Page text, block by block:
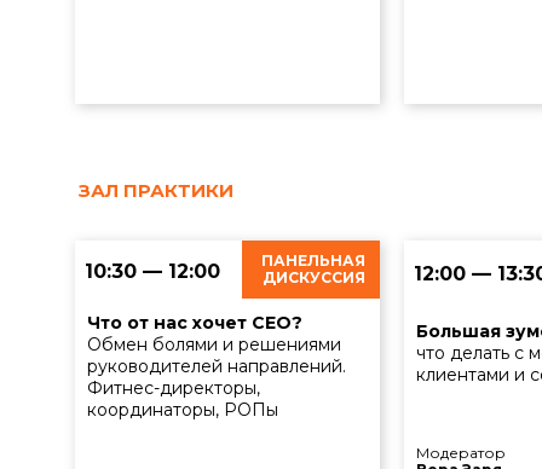
ЗАЛ ПРАКТИКИ
Модератор
Большая
что делать с
клиентами и
12:00 —
Что от нас хочет СЕО?
Обмен болями и решениями
руководителей направлений.
Фитнес-директоры,
координаторы, РОПы
ПАНЕЛЬНАЯ
ДИСКУССИЯ
10:30 — 12:00